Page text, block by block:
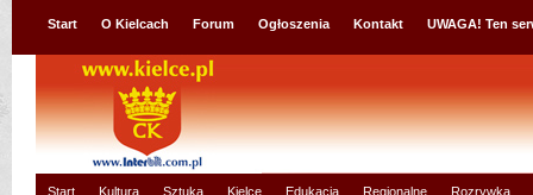
Start O Kielcach Forum Ogłoszenia Kontakt UWAGA! Ten
Start Kultura Sztuka Kielce Edukacja Regionalne Rozrywka